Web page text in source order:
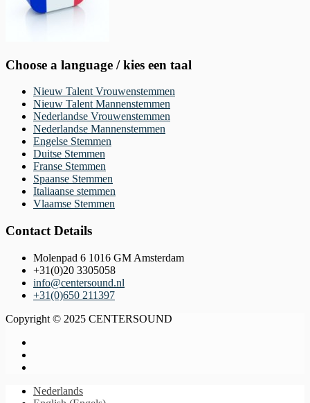
Choose a language / kies een taal
Nieuw Talent Vrouwenstemmen
Nieuw Talent Mannenstemmen
Nederlandse Vrouwenstemmen
Nederlandse Mannenstemmen
Engelse Stemmen
Duitse Stemmen
Franse Stemmen
Spaanse Stemmen
Italiaanse stemmen
Vlaamse Stemmen
Contact Details
Molenpad 6 1016 GM Amsterdam
+31(0)20 3305058
info@centersound.nl
+31(0)650 211397
Copyright © 2025 CENTERSOUND
Nederlands